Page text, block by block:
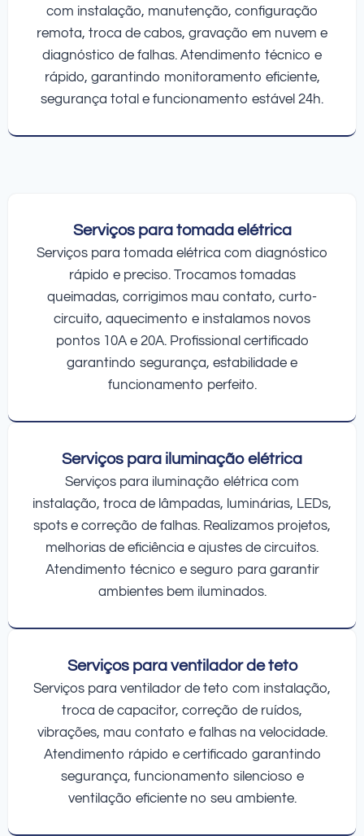
com instalação, manutenção, configuração
remota, troca de cabos, gravação em nuvem e
diagnóstico de falhas. Atendimento técnico e
rápido, garantindo monitoramento eficiente,
segurança total e funcionamento estável 24h.
Serviços para tomada elétrica
Serviços para tomada elétrica com diagnóstico
rápido e preciso. Trocamos tomadas
queimadas, corrigimos mau contato, curto-
circuito, aquecimento e instalamos novos
pontos 10A e 20A. Profissional certificado
garantindo segurança, estabilidade e
funcionamento perfeito.
Serviços para iluminação elétrica
Serviços para iluminação elétrica com
instalação, troca de lâmpadas, luminárias, LEDs,
spots e correção de falhas. Realizamos projetos,
melhorias de eficiência e ajustes de circuitos.
Atendimento técnico e seguro para garantir
ambientes bem iluminados.
Serviços para ventilador de teto
Serviços para ventilador de teto com instalação,
troca de capacitor, correção de ruídos,
vibrações, mau contato e falhas na velocidade.
Atendimento rápido e certificado garantindo
segurança, funcionamento silencioso e
ventilação eficiente no seu ambiente.